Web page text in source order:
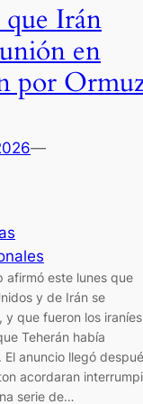
Irán
en
por
—
afirmó este lunes que
y de Irán se
y que fueron los iraníes
Teherán había
anuncio llegó
acordaran
serie de…